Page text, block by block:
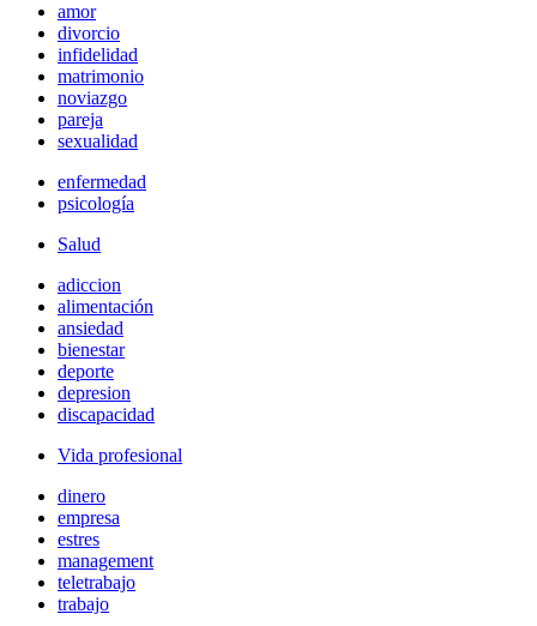
amor
divorcio
infidelidad
matrimonio
noviazgo
pareja
sexualidad
enfermedad
psicología
Salud
adiccion
alimentación
ansiedad
bienestar
deporte
depresion
discapacidad
Vida profesional
dinero
empresa
estres
management
teletrabajo
trabajo